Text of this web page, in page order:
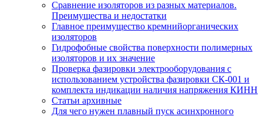
Сравнение изоляторов из разных материалов.
Преимущества и недостатки
Главное преимущество кремнийорганических
изоляторов
Гидрофобные свойства поверхности поли мерных
изоляторов и их значение
Проверка фазировки электрооборудования с
использованием устройства фазировки СК-001 и
комплекта индикации наличия напряжения КИНН
Статьи архивные
Для чего нужен плавный пуск асинхронного